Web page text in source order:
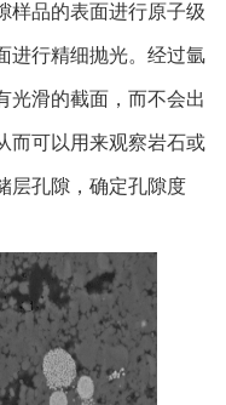
样品的表面进行原子级
进行精细抛光。经过氩
光滑的截面，而不会出
而可以用来观察岩石或
层孔隙，确定孔隙度